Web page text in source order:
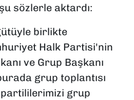
sözlerle aktardı:
birlikte
Halk Partisi'nin
ve Grup Başkanı
grup toplantısı
grup